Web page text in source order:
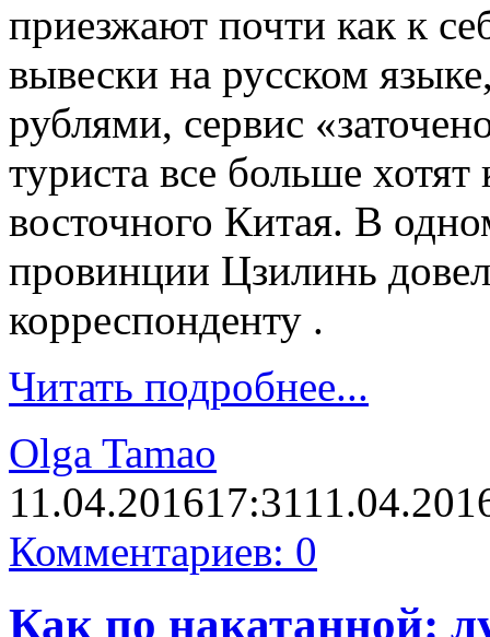
приезжают почти как к
вывески на русском
рублями, сервис
туриста все больше
восточного Китая. В
провинции Цзилинь
корреспонденту .
Читать подробнее...
Olga Tamao
11.04.201617:31
Комментариев: 0
Как по накатанной: